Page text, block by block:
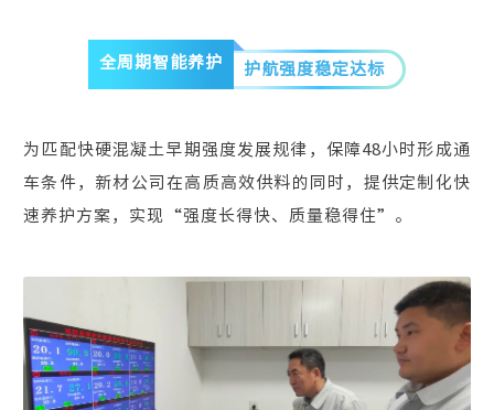
全周期智能养护 护航强度稳定达标
为匹配快硬混凝土早期强度发展规律，保障48小时形成通
车条件，新材公司在高质高效供料的同时，提供定制化快
速养护方案，实现“强度长得快、质量稳得住”。